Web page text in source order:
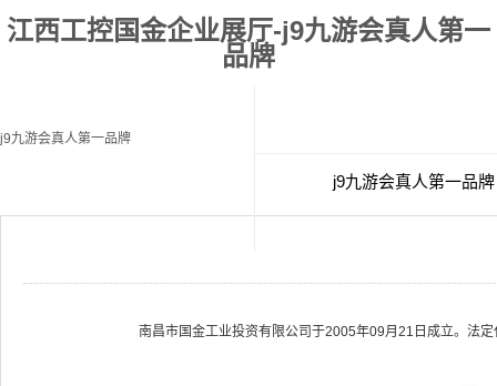
江西工控国金企业展厅-j9九游会真人第一
品牌
j9九游会真人第一品牌
j9九游会真人第一品牌
南昌市国金工业投资有限公司于2005年09月21日成立。法